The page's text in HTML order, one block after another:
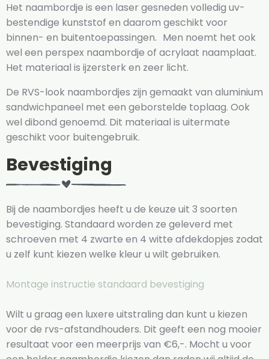
Het naambordje is een laser gesneden volledig uv-
bestendige kunststof en daarom geschikt voor
binnen- en buitentoepassingen. Men noemt het ook
wel een perspex naambordje of acrylaat naamplaat.
Het materiaal is ijzersterk en zeer licht.
De RVS-look naambordjes zijn gemaakt van aluminium
sandwichpaneel met een geborstelde toplaag. Ook
wel dibond genoemd. Dit materiaal is uitermate
geschikt voor buitengebruik.
Bevestiging
Bij de naambordjes heeft u de keuze uit 3 soorten
bevestiging. Standaard worden ze geleverd met
schroeven met 4 zwarte en 4 witte afdekdopjes zodat
u zelf kunt kiezen welke kleur u wilt gebruiken.
Montage instructie standaard bevestiging
Wilt u graag een luxere uitstraling dan kunt u kiezen
voor de rvs-afstandhouders. Dit geeft een nog mooier
resultaat voor een meerprijs van €6,-. Mocht u voor